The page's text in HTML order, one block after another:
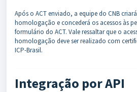
Após o ACT enviado, a equipe do CNB
homologação e concederá os acessos às
formulário do ACT. Vale ressaltar que o
homologação deve ser realizado com
ICP-Brasil.
Integração por API